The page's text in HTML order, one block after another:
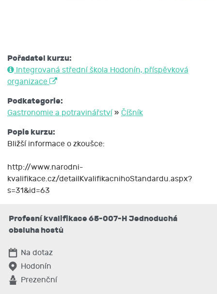
Pořadatel kurzu:
Integrovaná střední škola Hodonín, příspěvková
organizace
Podkategorie:
Gastronomie a potravinářství» Číšník
Popis kurzu:
Bližší informace o zkoušce:
http://www.narodni-
kvalifikace.cz/detailKvalifikacnihoStandardu.aspx?
s=31&id=63
Profesní kvalifikace 65-007-H Jednoduchá
obsluha hostů
Na dotaz
Hodonín
Prezenční